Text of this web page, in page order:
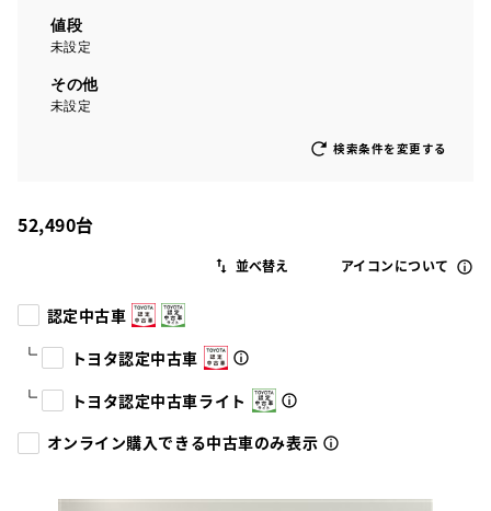
値段
未設定
その他
未設定
検索条件を変更する
52,490台
アイコンについて
認定中古車
トヨタ認定中古車
トヨタ認定中古車ライト
オンライン購入できる中古車のみ表示